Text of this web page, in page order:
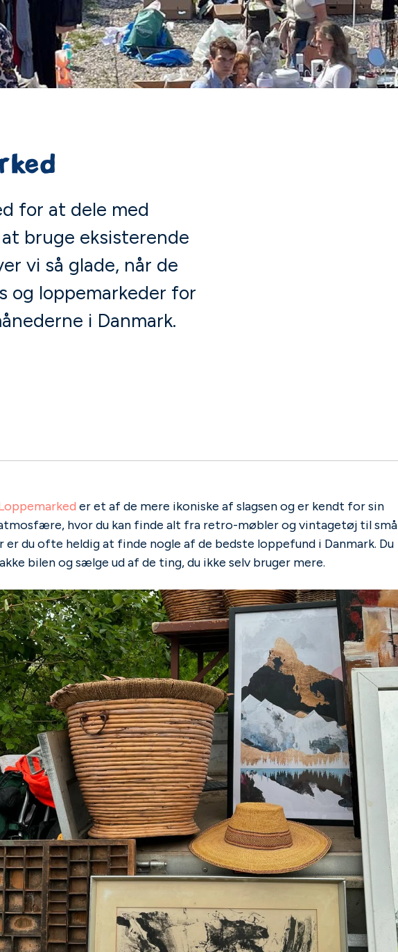
for at dele med
bruge eksisterende
vi så glade, når de
og loppemarkeder for
i Danmark.
er et af de mere ikoniske af slagsen og er kendt for sin
hvor du kan finde alt fra retro-møbler og vintagetøj til små
er du ofte heldig at finde nogle af de bedste loppefund i Danmark. Du
bilen og sælge ud af de ting, du ikke selv bruger mere.